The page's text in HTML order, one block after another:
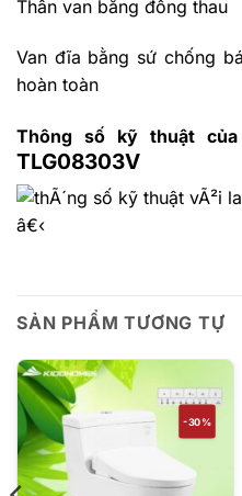
Thân van bằng đồng thau
Van đĩa bằng sứ chống
hoàn toàn
Thông số kỹ thuật
TLG08303V
â€‹
SẢN PHẨM TƯƠNG TỰ
-30%